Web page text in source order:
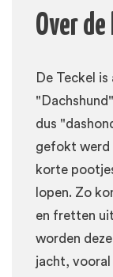
Over
De Teckel
dus
gefokt werd
korte
lopen. Zo
en fretten
worden
jacht, vooral